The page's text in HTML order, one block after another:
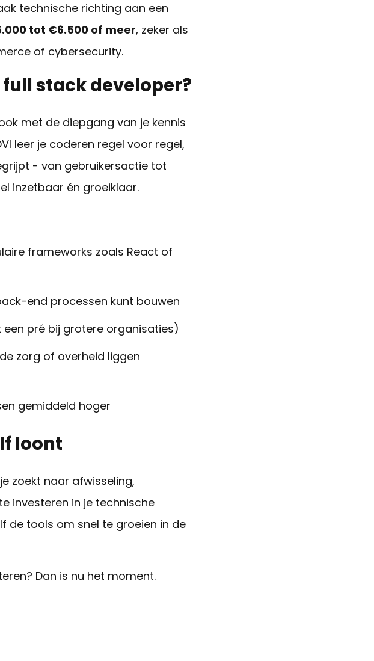
technische richting aan een
tot €6.500 of meer, zeker als
of cybersecurity.
stack developer?
met de diepgang van je kennis
leer je coderen regel voor regel,
- van gebruikersactie tot
inzetbaar én groeiklaar.
frameworks zoals React of
end processen kunt bouwen
een pré bij grotere organisaties)
zorg of overheid liggen
gemiddeld hoger
loont
zoekt naar afwisseling,
investeren in je technische
de tools om snel te groeien in de
Dan is nu het moment.